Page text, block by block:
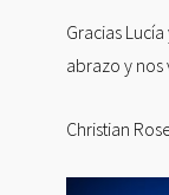
Gracias
abrazo y
Christian